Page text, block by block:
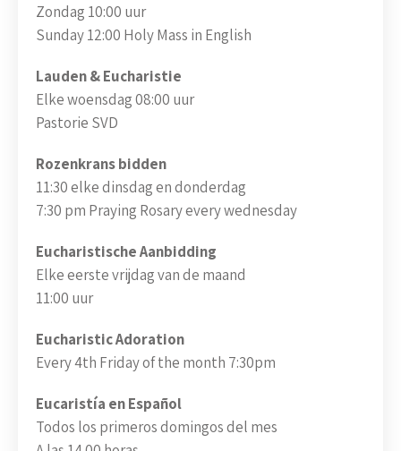
Zondag 10:00 uur
Sunday 12:00 Holy Mass in English
Lauden & Eucharistie
Elke woensdag 08:00 uur
Pastorie SVD
Rozenkrans bidden
11:30 elke dinsdag en donderdag
7:30 pm Praying Rosary every wednesday
Eucharistische Aanbidding
Elke eerste vrijdag van de maand
11:00 uur
Eucharistic Adoration
Every 4th Friday of the month 7:30pm
Eucaristía en Español
Todos los primeros domingos del mes